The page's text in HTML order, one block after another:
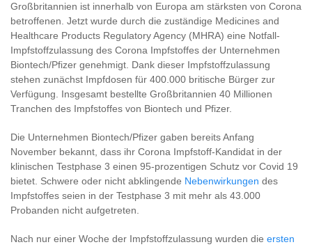
Großbritannien ist innerhalb von Europa am stärksten von Corona
betroffenen. Jetzt wurde durch die zuständige Medicines and
Healthcare Products Regulatory Agency (MHRA) eine Notfall-
Impfstoffzulassung des Corona Impfstoffes der Unternehmen
Biontech/Pfizer genehmigt. Dank dieser Impfstoffzulassung
stehen zunächst Impfdosen für 400.000 britische Bürger zur
Verfügung. Insgesamt bestellte Großbritannien 40 Millionen
Tranchen des Impfstoffes von Biontech und Pfizer.
Die Unternehmen Biontech/Pfizer gaben bereits Anfang
November bekannt, dass ihr Corona Impfstoff-Kandidat in der
klinischen Testphase 3 einen 95-prozentigen Schutz vor Covid 19
bietet. Schwere oder nicht abklingende Nebenwirkungen des
Impfstoffes seien in der Testphase 3 mit mehr als 43.000
Probanden nicht aufgetreten.
Nach nur einer Woche der Impfstoffzulassung wurden die ersten